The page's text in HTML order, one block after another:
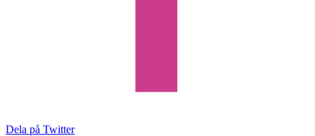
Dela på Twitter